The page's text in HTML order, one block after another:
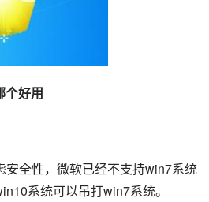
个好用
安全性，微软已经不支持win7系统
系统可以吊打win7系统。